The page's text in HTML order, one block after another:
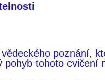
poznání,
pohyb tohoto cvičení